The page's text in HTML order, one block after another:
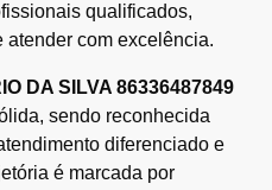
qualificados,
com excelência.
DA SILVA 86336487849
sendo reconhecida
diferenciado e
é marcada por